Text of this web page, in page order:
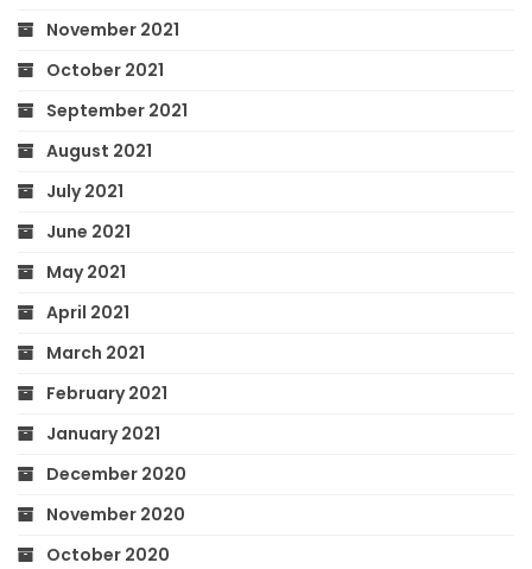
November 2021
October 2021
September 2021
August 2021
July 2021
June 2021
May 2021
April 2021
March 2021
February 2021
January 2021
December 2020
November 2020
October 2020